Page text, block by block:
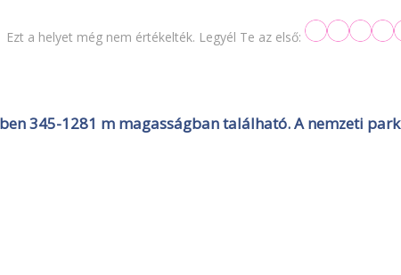
Ezt a helyet még nem értékelték. Legyél Te az első:
345-1281 m magasságban található. A nemzeti park